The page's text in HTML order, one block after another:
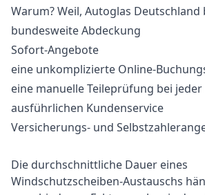
Warum? Weil, Autoglas Deutschland
bundesweite Abdeckung
Sofort-Angebote
eine unkomplizierte Online-
eine manuelle Teileprüfung bei
ausführlichen Kundenservice
Versicherungs- und
Die durchschnittliche Dauer eines
Windschutzscheiben-Austauschs